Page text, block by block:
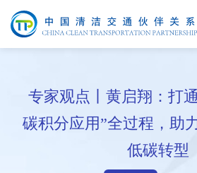
专家观点丨黄启翔：打
碳积分应用”全过程，助
低碳转型